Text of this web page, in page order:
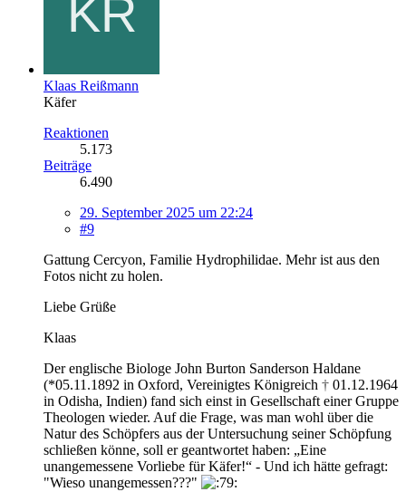
Klaas Reißmann
Käfer
Reaktionen
5.173
Beiträge
6.490
29. September 2025 um 22:24
#9
Gattung Cercyon, Familie Hydrophilidae. Mehr ist aus den
Fotos nicht zu holen.
Liebe Grüße
Klaas
Der englische Biologe John Burton Sanderson Haldane
(*05.11.1892 in Oxford, Vereinigtes Königreich † 01.12.1964
in Odisha, Indien) fand sich einst in Gesellschaft einer Gruppe
Theologen wieder. Auf die Frage, was man wohl über die
Natur des Schöpfers aus der Untersuchung seiner Schöpfung
schließen könne, soll er geantwortet haben: „Eine
unangemessene Vorliebe für Käfer!“ - Und ich hätte gefragt:
"Wieso unangemessen???"